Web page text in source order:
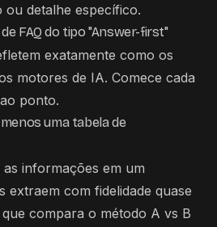
detalhe específico.
FAQ do tipo "Answer-first"
exatamente como os
motores de IA. Comece cada
ponto.
uma tabela de
informações em um
extraem com fidelidade quase
compara o método A vs B